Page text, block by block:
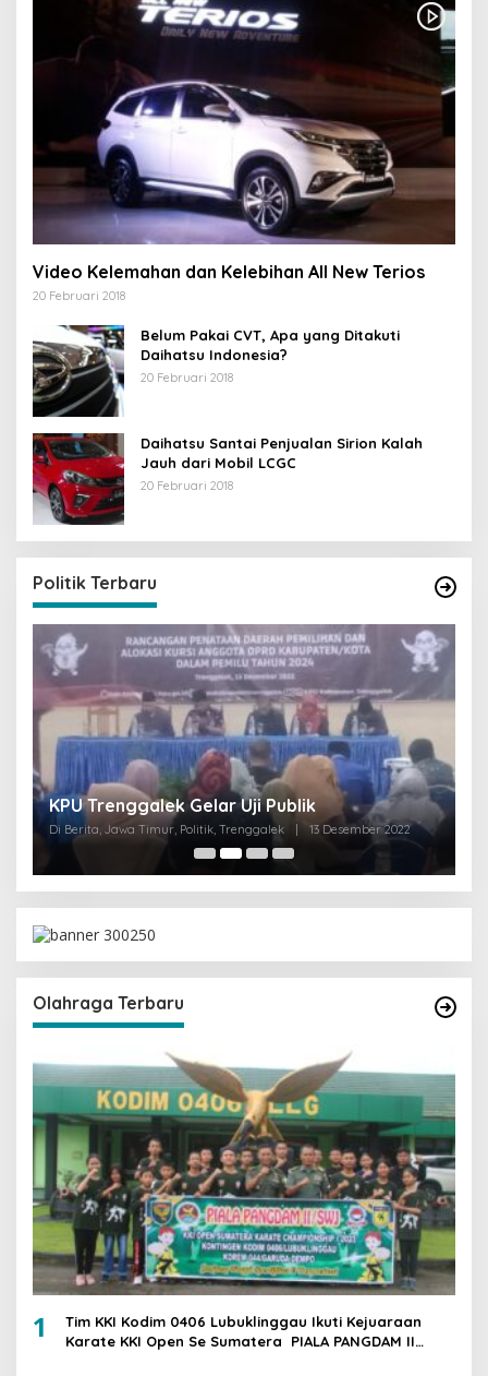
Video Kelemahan dan Kelebihan All New Terios
20 Februari 2018
Belum Pakai CVT, Apa yang Ditakuti
Daihatsu Indonesia?
20 Februari 2018
Daihatsu Santai Penjualan Sirion Kalah
Jauh dari Mobil LCGC
20 Februari 2018
Politik Terbaru
KPU Trenggalek Gelar Uji Publik
Di Berita, Jawa Timur, Politik, Trenggalek | 13 Desember 2022
Olahraga Terbaru
1
Tim KKI Kodim 0406 Lubuklinggau Ikuti Kejuaraan
Karate KKI Open Se Sumatera PIALA PANGDAM II